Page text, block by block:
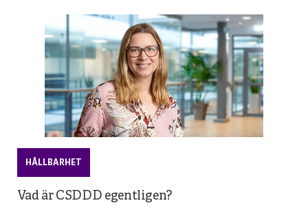
HÅLLBARHET
Vad är CSDDD egentligen?